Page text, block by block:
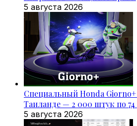
5 августа 2026
Специальный Honda
Таиланде — 2 000 штук по 74
5 августа 2026